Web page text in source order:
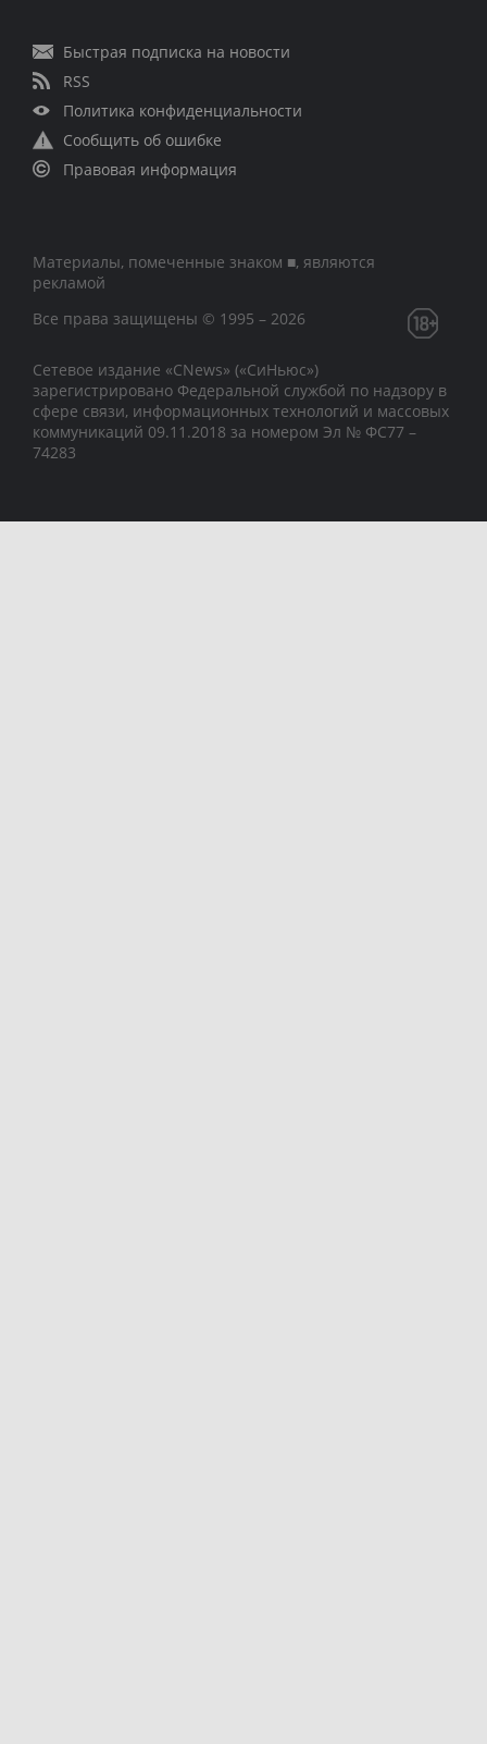
Быстрая подписка на новости
RSS
Политика конфиденциальности
Сообщить об ошибке
Правовая информация
Материалы, помеченные знаком ■, являются
рекламой
Все права защищены © 1995 – 2026
Сетевое издание «CNews» («СиНьюс»)
зарегистрировано Федеральной службой по надзору в
сфере связи, информационных технологий и массовых
коммуникаций 09.11.2018 за номером Эл № ФС77 –
74283